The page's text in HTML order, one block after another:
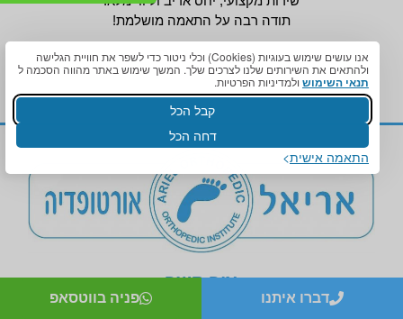
אנו עושים שימוש בעוגיות (Cookies) וכלי ניטור כדי לשפר את חוויית הגלישה
ולהתאים את השירותים שלנו לצרכים שלך. המשך שימוש באתר מהווה הסכמה ל
תנאי השימוש ולמדיניות הפרטיות.
קבל הכל
דחה הכל
התאמה אישית
תודה רבה על התאמה מושלמת!
אדיר ברכה
צור קשר
דברו איתנו פניה בווטסאפ